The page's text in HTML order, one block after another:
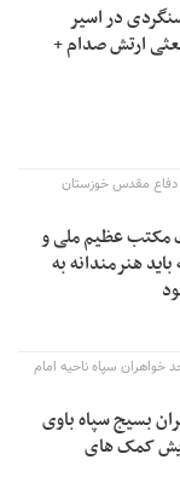
در اسیر
بعثی ارتش صدام +
دفاع مقدس خوزستان
مکتب عظیم ملی و
هنرمندانه به
خواهران سپاه ناحیه امام
بسیج سپاه باوی
کمک های